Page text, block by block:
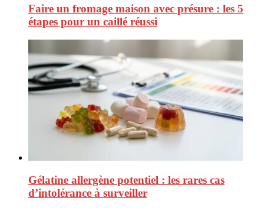
Faire un fromage maison avec présure : les 5
étapes pour un caillé réussi
Gélatine allergène potentiel : les rares cas
d’intolérance à surveiller